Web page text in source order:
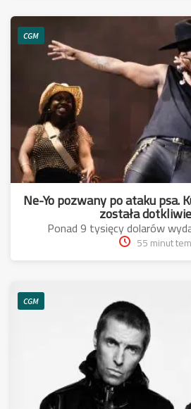
CGM
Ne-Yo pozwany po ataku psa.
została
Ponad 9 tysięcy dolarów
55 minut
CGM